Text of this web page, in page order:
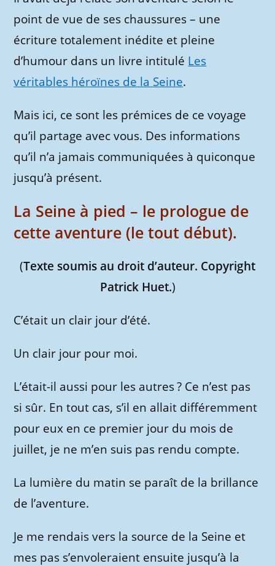
point de vue de ses chaussures – une
écriture totalement inédite et pleine
d’humour dans un livre intitulé Les
véritables héroïnes de la Seine.
Mais ici, ce sont les prémices de ce voyage
qu’il partage avec vous. Des informations
qu’il n’a jamais communiquées à quiconque
jusqu’à présent.
La Seine à pied – le prologue de
cette aventure (le tout début).
(Texte soumis au droit d’auteur. Copyright
Patrick Huet.)
C’était un clair jour d’été.
Un clair jour pour moi.
L’était-il aussi pour les autres ? Ce n’est pas
si sûr. En tout cas, s’il en allait différemment
pour eux en ce premier jour du mois de
juillet, je ne m’en suis pas rendu compte.
La lumière du matin se paraît de la brillance
de l’aventure.
Je me rendais vers la source de la Seine et
mes pas s’envoleraient ensuite jusqu’à la